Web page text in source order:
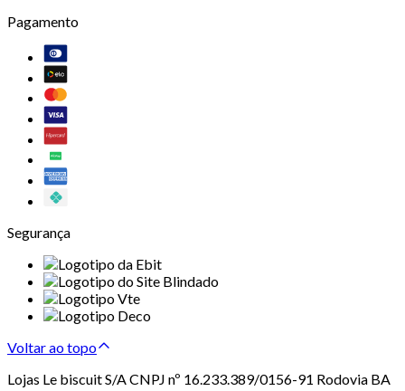
Pagamento
Segurança
Voltar ao topo
Lojas Le biscuit S/A CNPJ nº 16.233.389/0156-91 Rodovia BA